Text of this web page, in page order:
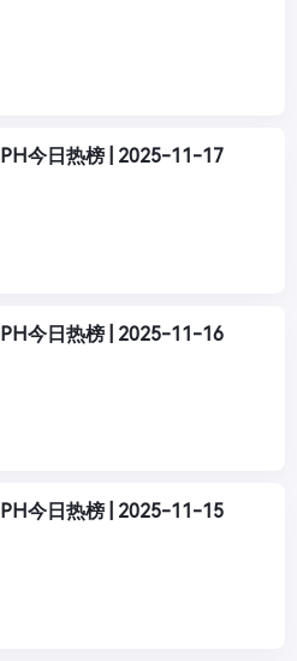
PH今日热榜 | 2025-11-17
PH今日热榜 | 2025-11-16
PH今日热榜 | 2025-11-15